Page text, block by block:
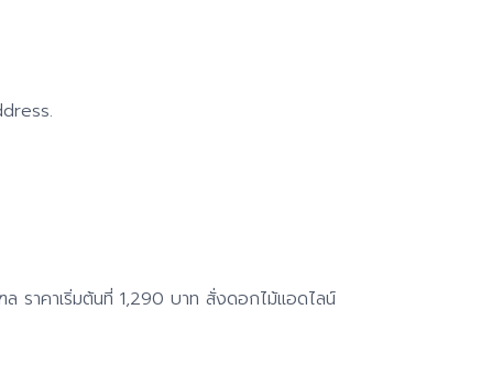
าคาเริ่มต้นที่ 1,290 บาท สั่งดอกไม้แอดไลน์